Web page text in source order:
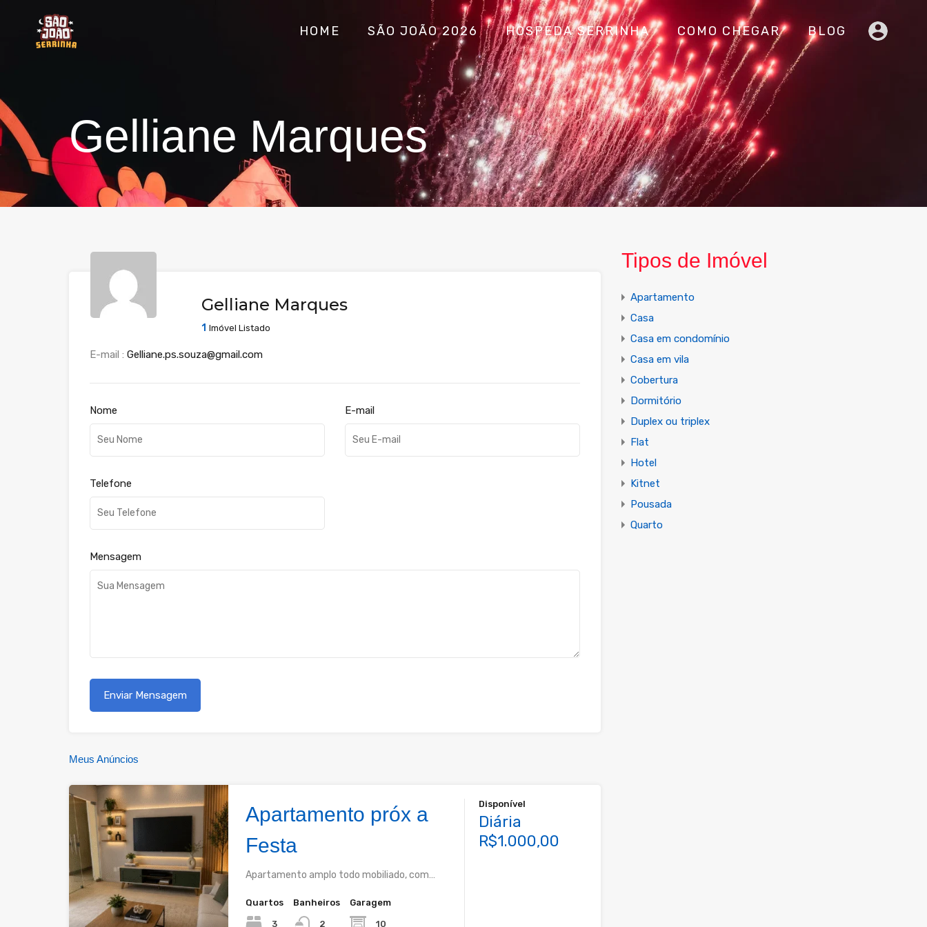
HOME SÃO JOÃO 2026 HOSPEDA SERRINHA COMO CHEGAR BLOG
Gelliane Marques
Gelliane Marques
1 Imóvel Listado
E-mail : Gelliane.ps.souza@gmail.com
Nome E-mail
Telefone
Mensagem
Meus Anúncios
Apartamento próx a
Festa
Apartamento amplo todo mobiliado, com…
Quartos
3
Banheiros
2
Garagem
10
Disponível
Diária
R$1.000,00
Tipos de Imóvel
Apartamento
Casa
Casa em condomínio
Casa em vila
Cobertura
Dormitório
Duplex ou triplex
Flat
Hotel
Kitnet
Pousada
Quarto